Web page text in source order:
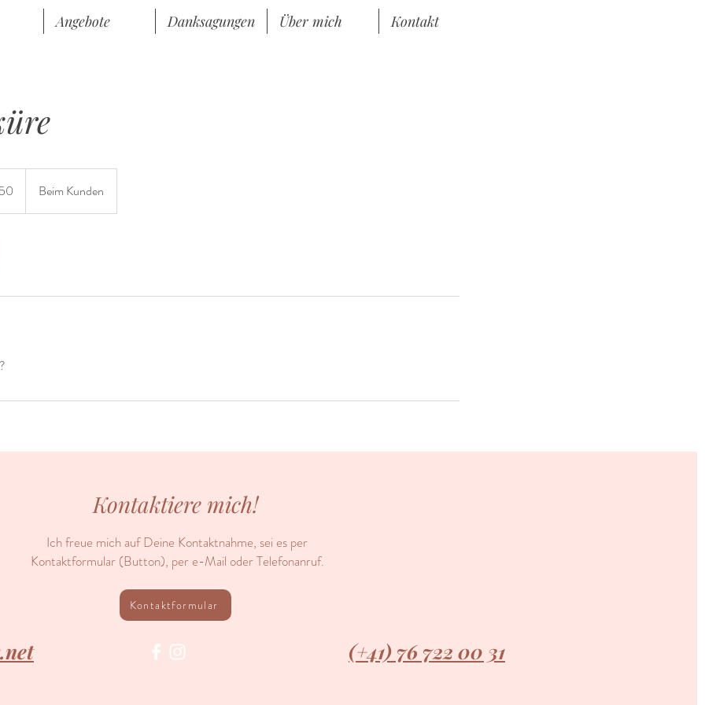
Angebote Danksagungen Über mich Kontakt
Beim Kunden
Kontaktiere mich!
Ich freue mich auf Deine Kontaktnahme, sei es per
Kontaktformular (Button), per e-Mail oder Telefonanruf.
Kontaktformular
(+41) 76 722 00 31